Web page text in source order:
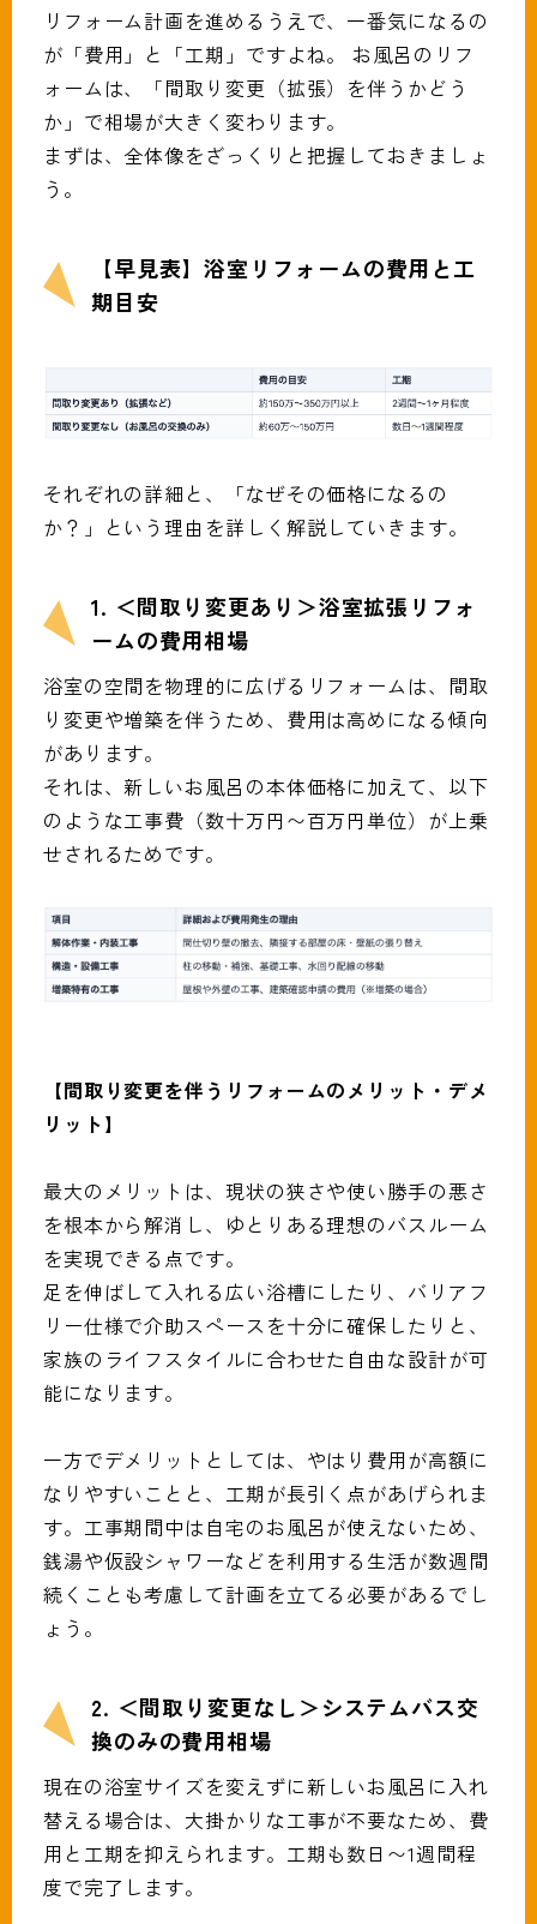
リフォーム計画を進めるうえで、一番気になるの
が「費用」と「工期」ですよね。 お風呂のリフ
ォームは、「間取り変更（拡張）を伴うかどう
か」で相場が大きく変わります。
まずは、全体像をざっくりと把握しておきましょ
う。
【早見表】浴室リフォームの費用と工
期目安
それぞれの詳細と、「なぜその価格になるの
か？」という理由を詳しく解説していきます。
1. ＜間取り変更あり＞浴室拡張リフォ
ームの費用相場
浴室の空間を物理的に広げるリフォームは、間取
り変更や増築を伴うため、費用は高めになる傾向
があります。
それは、新しいお風呂の本体価格に加えて、以下
のような工事費（数十万円〜百万円単位）が上乗
せされるためです。
【間取り変更を伴うリフォームのメリット・デメ
リット】
最大のメリットは、現状の狭さや使い勝手の悪さ
を根本から解消し、ゆとりある理想のバスルーム
を実現できる点です。
足を伸ばして入れる広い浴槽にしたり、バリアフ
リー仕様で介助スペースを十分に確保したりと、
家族のライフスタイルに合わせた自由な設計が可
能になります。
一方でデメリットとしては、やはり費用が高額に
なりやすいことと、工期が長引く点があげられま
す。工事期間中は自宅のお風呂が使えないため、
銭湯や仮設シャワーなどを利用する生活が数週間
続くことも考慮して計画を立てる必要があるでし
ょう。
2. ＜間取り変更なし＞システムバス交
換のみの費用相場
現在の浴室サイズを変えずに新しいお風呂に入れ
替える場合は、大掛かりな工事が不要なため、費
用と工期を抑えられます。工期も数日〜1週間程
度で完了します。